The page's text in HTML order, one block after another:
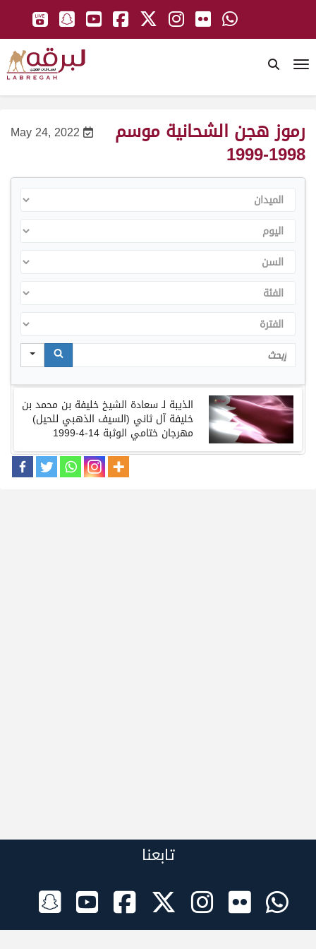
May 24, 2022 رموز هجن الشحانية موسم
1998-1999
الميدان
اليوم
السن
الفئة
الفترة
Search
الذيبة لـسعادة الشيخخليفة بن محمد بن
خليفة آل ثاني (السيف الذهبي للحيل)
مهرجان ختامي الوثبة 14-4-1999
تابعنا